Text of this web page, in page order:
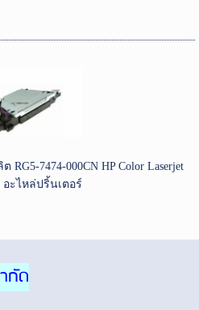
7474-000CN HP Color Laserjet
ะไหล่ปริ้นเตอร์
กัด